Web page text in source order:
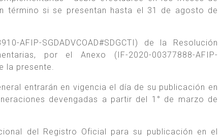
término si se presentan hasta el 31 de agosto de
AFIP-SGDADVCOAD#SDGCTI) de la Resolución
por el Anexo (IF-2020-00377888-AFIP-
la presente.
entrarán en vigencia el día de su publicación en
devengadas a partir del 1° de marzo de
del Registro Oficial para su publicación en el